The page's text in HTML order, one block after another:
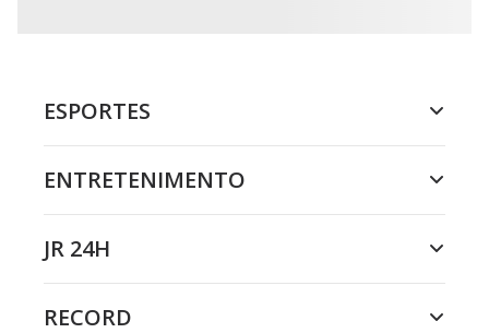
ESPORTES
ENTRETENIMENTO
JR 24H
RECORD